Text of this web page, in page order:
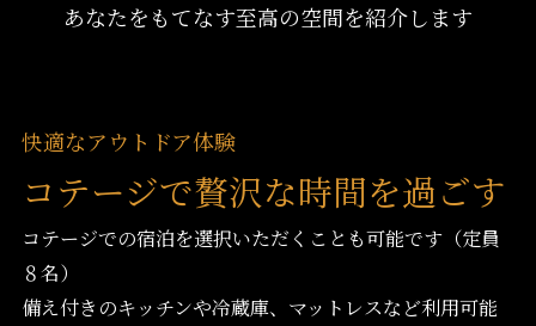
あなたをもてなす至高の空間を紹介します
快適なアウトドア体験
コテージで贅沢な時間を過ごす
コテージでの宿泊を選択いただくことも可能です（定員
８名）
備え付きのキッチンや冷蔵庫、マットレスなど利用可能